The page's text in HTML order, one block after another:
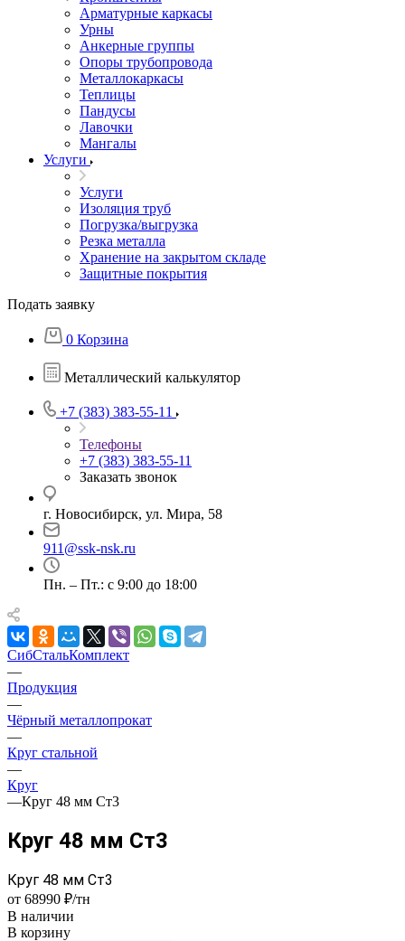
Арматурные каркасы
Урны
Анкерные группы
Опоры трубопровода
Металлокаркасы
Теплицы
Пандусы
Лавочки
Мангалы
Услуги
Услуги
Изоляция труб
Погрузка/выгрузка
Резка металла
Хранение на закрытом складе
Защитные покрытия
Подать заявку
0 Корзина
Металлический калькулятор
+7 (383) 383-55-11
Телефоны
+7 (383) 383-55-11
Заказать звонок
г. Новосибирск, ул. Мира, 58
911@ssk-nsk.ru
Пн. – Пт.: с 9:00 до 18:00
СибСтальКомплект
—
Продукция
—
Чёрный металлопрокат
—
Круг стальной
—
Круг
—Круг 48 мм Ст3
Круг 48 мм Ст3
Круг 48 мм Ст3
от 68990 ₽/тн
В наличии
В корзину